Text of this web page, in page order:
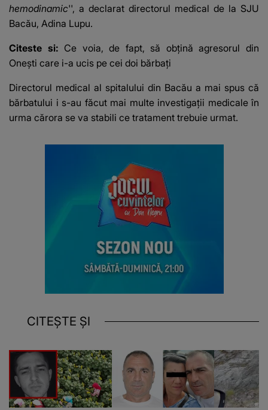
hemodinamic'', a declarat directorul medical de la SJU
Bacău, Adina Lupu.
Citeste si: Ce voia, de fapt, să obțină agresorul din
Onești care i-a ucis pe cei doi bărbați
Directorul medical al spitalului din Bacău a mai spus că
bărbatului i s-au făcut mai multe investigaţii medicale în
urma cărora se va stabili ce tratament trebuie urmat.
CITEȘTE ȘI